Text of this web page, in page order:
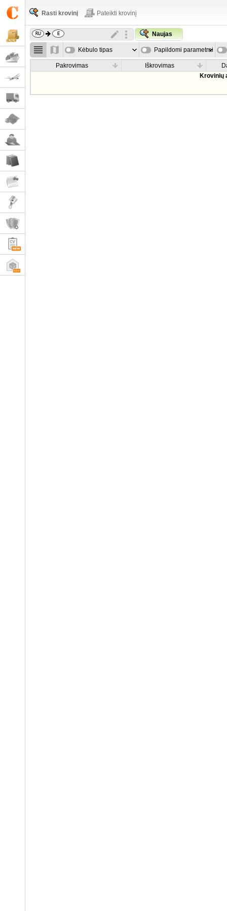
Rasti krovinį Pateikti krovinį
Naujas
Kėbulo tipas Papildomi parametrai
Pakrovimas Iškrovimas
Krovinių